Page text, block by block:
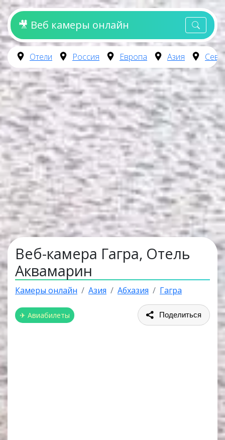
🎥 Веб камеры онлайн
Отели Россия Европа Азия
Веб-камера Гагра, Отель
Аквамарин
Камеры онлайн Азия Абхазия Гагра
✈ Авиабилеты Поделиться